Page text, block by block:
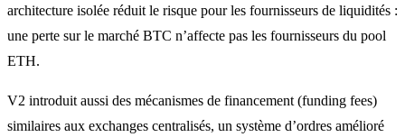
architecture isolée réduit le risque pour les fournisseurs de liquidités :
une perte sur le marché BTC n’affecte pas les fournisseurs du pool
ETH.
V2 introduit aussi des mécanismes de financement (funding fees)
similaires aux exchanges centralisés, un système d’ordres amélioré